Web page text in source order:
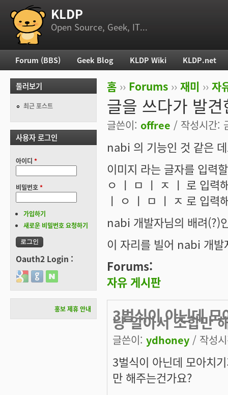
부 메뉴 KLDP
Open Source, Geek, IT...
현재 위치
홈 ›› Forums ›› 재미 ›› 자
글을 쓰다가 발
글쓴이: offree / 작성시간:
nabi 의 기능인 것 같은
이미지 라는 글자를 입력
ㅇ ㅣ ㅁ ㅣ ㅈ ㅣ 로 입력
ㅣ ㅇ ㅣ ㅁ ㅣ ㅈ 로 입력
nabi 개발자님의 배려(?)
이 자리를 빌어 nabi 개발
Forums:
자유 게시판
3벌식이 아닌데 모
냥 알아서 조합만
글쓴이: ydhoney / 작성
3벌식이 아닌데 모아치
만 해주는건가요?
주 메뉴
Forum (BBS) Geek Blog KLDP Wiki KLDP.net
둘러보기
최근 포스트
사용자 로그인
아이디 *
비밀번호*
가입하기
새로운 비밀번호 요청하기
Oauth2 Login :
Login with Google
Login with GitHub
Login with Naver
홍보 제휴 안내